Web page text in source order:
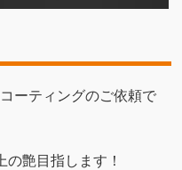
ーティングのご依頼で
艶目指します！